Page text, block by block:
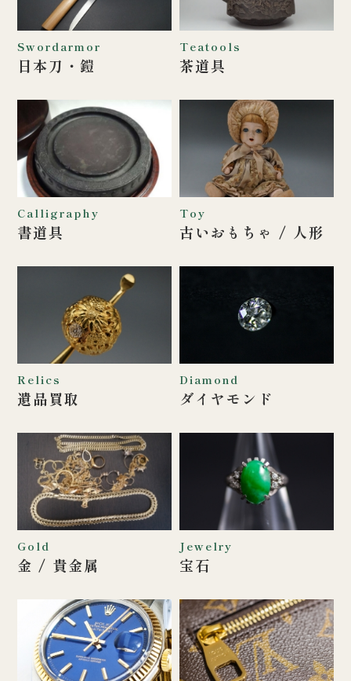
Swordarmor
日本刀・鎧
Teatools
茶道具
Calligraphy
書道具
Toy
古いおもちゃ / 人形
Relics
遺品買取
Diamond
ダイヤモンド
Gold
金 / 貴金属
Jewelry
宝石